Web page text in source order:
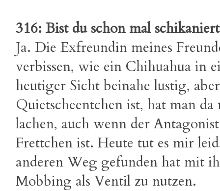
316: Bist du schon mal
Ja. Die Exfreundin meines
verbissen, wie ein Chihuahua in
heutiger Sicht beinahe lustig,
Quietscheentchen ist, hat man
lachen, auch wenn der
Frettchen ist. Heute tut es mir
anderen Weg gefunden hat mit
Mobbing als Ventil zu nutzen.